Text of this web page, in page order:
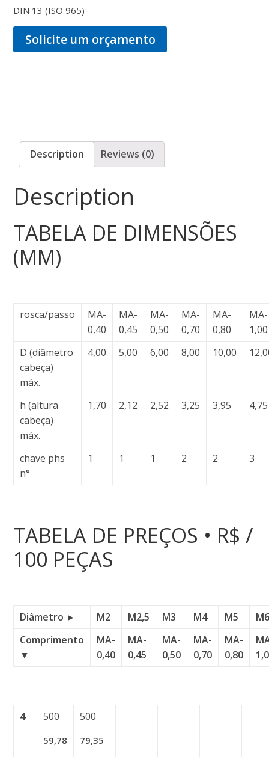
DIN 13 (ISO 965)
Solicite um orçamento
Description Reviews (0)
Description
TABELA DE DIMENSÕES
(MM)
rosca/passo
MA-
0,40
MA-
0,45
MA-
0,50
MA-
0,70
MA-
0,80
MA-
1,00
D (diâmetro
cabeça)
máx.
4,00 5,00 6,00 8,00 10,00
h (altura
cabeça)
máx.
1,70 2,12 2,52 3,25 3,95 4,75
chave phs
n°
1 1 1 2 2 3
TABELA DE PREÇOS • R$ /
100 PEÇAS
Diâmetro ► M2 M2,5 M3 M4 M5
Comprimento
▼
MA-
0,40
MA-
0,45
MA-
0,50
MA-
0,70
MA-
0,80
4 500
59,78
500
79,35